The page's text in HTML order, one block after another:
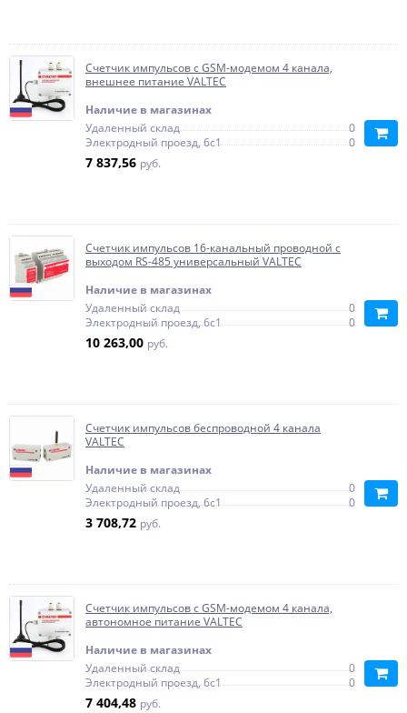
Счетчик импульсов c GSM-модемом 4 канала,
внешнее питание VALTEC
Наличие в магазинах
Удаленный склад
0
Электродный проезд, 6с1
0
7 837,56 руб.
Счетчик импульсов 16-канальный проводной c
выходом RS-485 универсальный VALTEC
Наличие в магазинах
Удаленный склад
0
Электродный проезд, 6с1
0
10 263,00 руб.
Счетчик импульсов беспроводной 4 канала
VALTEC
Наличие в магазинах
Удаленный склад
0
Электродный проезд, 6с1
0
3 708,72 руб.
Счетчик импульсов c GSM-модемом 4 канала,
автономное питание VALTEC
Наличие в магазинах
Удаленный склад
0
Электродный проезд, 6с1
0
7 404,48 руб.